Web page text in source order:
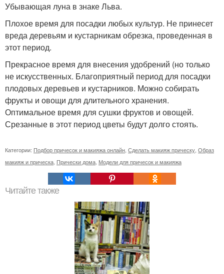
Убывающая луна в знаке Льва.
Плохое время для посадки любых культур. Не принесет
вреда деревьям и кустарникам обрезка, проведенная в
этот период.
Прекрасное время для внесения удобрений (но только
не искусственных. Благоприятный период для посадки
плодовых деревьев и кустарников. Можно собирать
фрукты и овощи для длительного хранения.
Оптимальное время для сушки фруктов и овощей.
Срезанные в этот период цветы будут долго стоять.
Категории: Подбор причесок и макияжа онлайн Сделать макияж прическу Образ
макияж и прическа Прически дома Модели для причесок и макияжа
Читайте также